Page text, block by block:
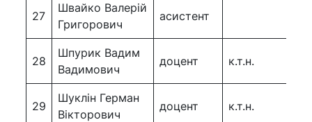
27
Швайко Валерій
Григорович
асистент
28
Шпурик Вадим
Вадимович
доцент к.т.н.
29
Шуклін Герман
Вікторович
доцент к.т.н.